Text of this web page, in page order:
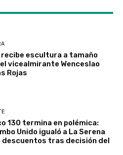
recibe escultura a tamaño
vicealmirante Wenceslao
Rojas
130 termina en polémica:
Unido igualó a La Serena
descuentos tras decisión del